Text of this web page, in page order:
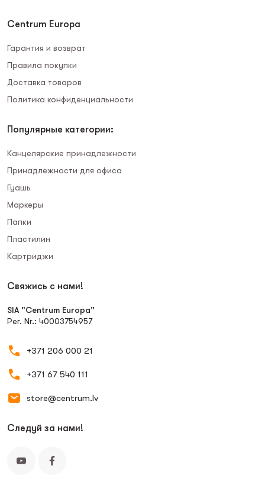
Centrum Europa
Гарантия и возврат
Правила покупки
Доставка товаров
Политика конфиденциальности
Популярные категории:
Канцелярские принадлежности
Принадлежности для офиса
Гуашь
Маркеры
Папки
Пластилин
Картриджи
Свяжись с нами!
SIA "Centrum Europa"
Рег. Nr.: 40003754957
+371 206 000 21
+371 67 540 111
store@centrum.lv
Следуй за нами!